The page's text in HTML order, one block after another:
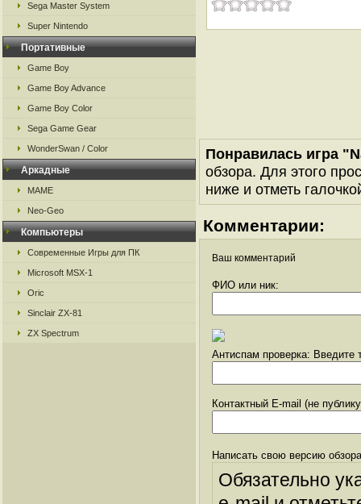
Sega Master System
Super Nintendo
Портативные
Game Boy
Game Boy Advance
Game Boy Color
Sega Game Gear
WonderSwan / Color
Аркадные
MAME
Neo-Geo
Компьютеры
Современные Игры для ПК
Microsoft MSX-1
Oric
Sinclair ZX-81
ZX Spectrum
Понравилась игра
обзора. Для этого
ниже и отметь
Комментарии:
Ваш комментарий
ФИО или ник:
Антиспам проверка: Введите
Контактный E-mail (не
Написать свою версию
Обязательно